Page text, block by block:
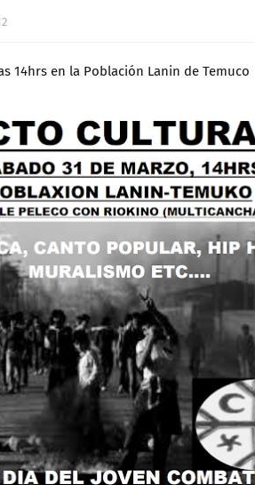
14hrs en la Población Lanin de Temuco